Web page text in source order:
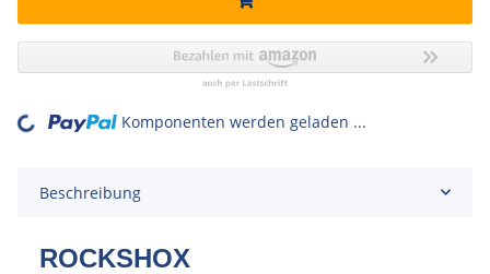
Loading... Komponenten werden geladen ...
Beschreibung
ROCKSHOX